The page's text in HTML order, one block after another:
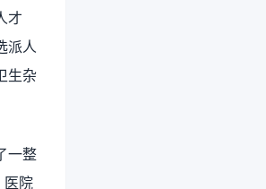
才
派人
生杂
一整
院